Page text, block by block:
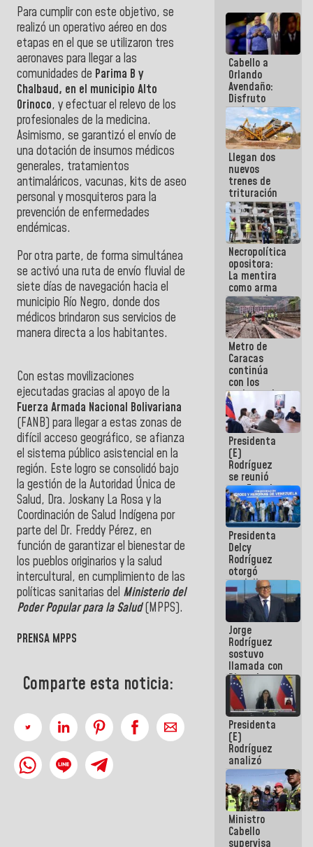
Para cumplir con este objetivo, se
realizó un operativo aéreo en dos
etapas en el que se utilizaron tres
aeronaves para llegar a las
comunidades de Parima B y
Chalbaud, en el municipio Alto
Orinoco, y efectuar el relevo de los
profesionales de la medicina.
Asimismo, se garantizó el envío de
una dotación de insumos médicos
generales, tratamientos
antimaláricos, vacunas, kits de aseo
personal y mosquiteros para la
prevención de enfermedades
endémicas.
Por otra parte, de forma simultánea
se activó una ruta de envío fluvial de
siete días de navegación hacia el
municipio Río Negro, donde dos
médicos brindaron sus servicios de
manera directa a los habitantes.
Con estas movilizaciones
ejecutadas gracias al apoyo de la
Fuerza Armada Nacional Bolivariana
(FANB) para llegar a estas zonas de
difícil acceso geográfico, se afianza
el sistema público asistencial en la
región. Este logro se consolidó bajo
la gestión de la Autoridad Única de
Salud, Dra. Joskany La Rosa y la
Coordinación de Salud Indígena por
parte del Dr. Freddy Pérez, en
función de garantizar el bienestar de
los pueblos originarios y la salud
intercultural, en cumplimiento de las
políticas sanitarias del Ministerio del
Poder Popular para la Salud(MPPS).
PRENSA MPPS
Comparte esta noticia:
Cabello a
Orlando
Avendaño:
Disfruto
cada vez
que escribes
porque lo
que haces
es
embarrarla
Llegan dos
nuevos
trenes de
trituración
para
optimizar
manejo de
escombros
en La Guaira
Necropolítica
opositora:
La mentira
como arma
contra el
Pueblo
Metro de
Caracas
continúa
con los
trabajos de
mantenimiento
e inspección
en la Línea 2
Presidenta
(E)
Rodríguez
se reunió
con Estado
Mayor
Eléctrico
para
abordar
planes de
acción
Presidenta
Delcy
Rodríguez
otorgó
medalla
"Héroe de
Venezuela"
a servidores
públicos
Jorge
Rodríguez
sostuvo
llamada con
Dinorah
Figuera y
acuerdan
primer
encuentro
presencial
para el
diálogo
Presidenta
(E)
Rodríguez
analizó
junto a
gobernadores
planes de
recuperación
del Sistema
Eléctrico
Ministro
Cabello
supervisa